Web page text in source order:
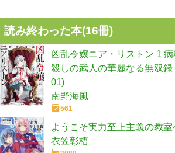
読み終わった本(16冊)
凶乱令嬢ニア・リストン 1
殺しの武人の華麗なる無双
01)
南野海風
561
ようこそ実力至上主義の教
衣笠彰梧